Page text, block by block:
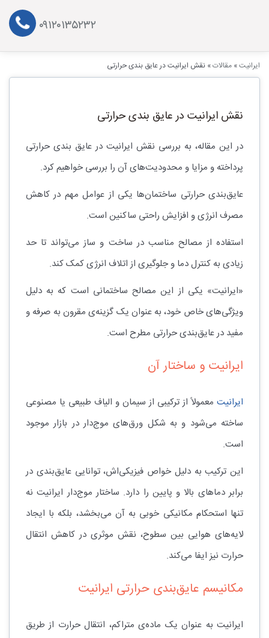
۰۹۱۲۰۱۳۵۲۳۲
ایرانیت» مقالات» نقش ایرانیت در عایق بندی حرارتی
نقش ایرانیت در عایق بندی حرارتی
در این مقاله، به بررسی نقش ایرانیت در عایق بندی حرارتی
پرداخته و مزایا و محدودیت‌های آن را بررسی خواهیم کرد.
عایق‌بندی حرارتی ساختمان‌ها یکی از عوامل مهم در کاهش
مصرف انرژی و افزایش راحتی ساکنین است.
استفاده از مصالح مناسب در ساخت و ساز می‌تواند تا حد
زیادی به کنترل دما و جلوگیری از اتلاف انرژی کمک کند.
«ایرانیت» یکی از این مصالح ساختمانی است که به دلیل
ویژگی‌های خاص خود، به عنوان یک گزینه‌ی مقرون به صرفه و
مفید در عایق‌بندی حرارتی مطرح است.
ایرانیت و ساختار آن
ایرانیت معمولاً از ترکیبی از سیمان و الیاف طبیعی یا مصنوعی
ساخته می‌شود و به شکل ورق‌های موج‌دار در بازار موجود
است.
این ترکیب به دلیل خواص فیزیکی‌اش، توانایی عایق‌بندی در
برابر دماهای بالا و پایین را دارد. ساختار موج‌دار ایرانیت نه
تنها استحکام مکانیکی خوبی به آن می‌بخشد، بلکه با ایجاد
لایه‌های هوایی بین سطوح، نقش موثری در کاهش انتقال
حرارت نیز ایفا می‌کند.
مکانیسم عایق‌بندی حرارتی ایرانیت
ایرانیت به عنوان یک ماده‌ی متراکم، انتقال حرارت از طریق